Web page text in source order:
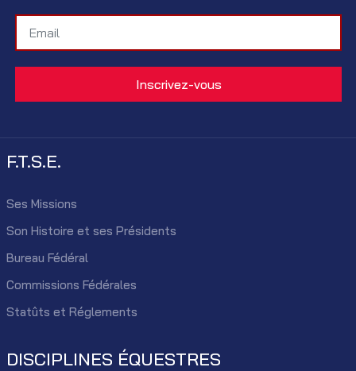
F.T.S.E.
Ses Missions
Son Histoire et ses Présidents
Bureau Fédéral
Commissions Fédérales
Statûts et Réglements
DISCIPLINES ÉQUESTRES